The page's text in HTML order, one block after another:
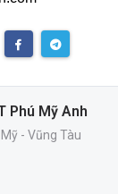
Phú Mỹ Anh
- Vũng Tàu